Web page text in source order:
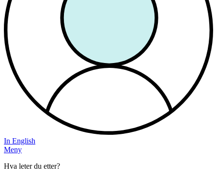
In English
Meny
Hva leter du etter?